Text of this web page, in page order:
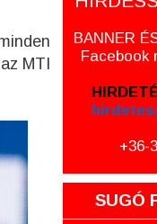
MTI
BANNER
Facebook
+36-
SUGÓ